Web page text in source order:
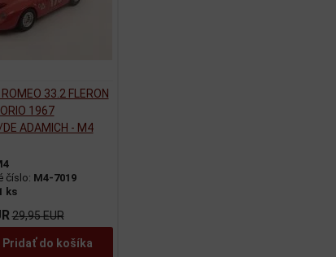
33.2 FLERON
1967
DE ADAMICH - M4
číslo: M4-7019
ks
29,95 EUR
Pridať do košíka